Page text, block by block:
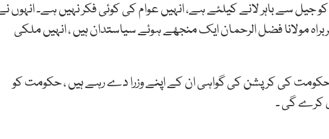
سے باہر لانے کیلئے ہے، انہیں عوام کی کوئی فکر نہیں ہے۔ انہوں
مولانا فضل الرحمان ایک منجھے ہوئے سیاستدان ہیں ، انہیں ملکی
حکومت کی کرپشن کی گواہی ان کے اپنے وزرا دے رہے ہیں ، حکومت کو
کرے گی ۔